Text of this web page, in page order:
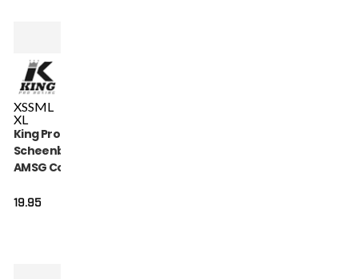
XSSML
XL
King Pro Boxing
Scheenbeschermers
AMSG Cotton (KPB
19.95